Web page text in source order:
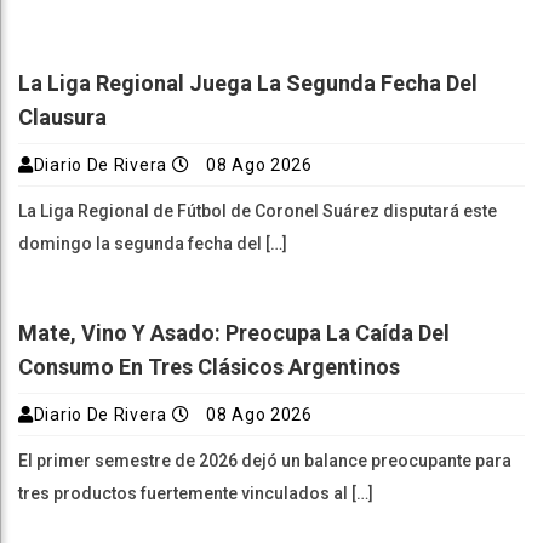
La Liga Regional Juega La Segunda Fecha Del
Clausura
Diario De Rivera 08 Ago 2026
La Liga Regional de Fútbol de Coronel Suárez disputará este
domingo la segunda fecha del […]
Mate, Vino Y Asado: Preocupa La Caída Del
Consumo En Tres Clásicos Argentinos
Diario De Rivera 08 Ago 2026
El primer semestre de 2026 dejó un balance preocupante para
tres productos fuertemente vinculados al […]